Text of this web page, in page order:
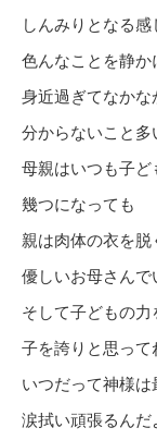
しんみりとなる
色んなことを静か
身近過ぎてなかな
分からないこと多
母親はいつも子ど
幾つになっても
親は肉体の衣を脱
優しいお母さんで
そして子どもの力
子を誇りと思って
いつだって神様
涙拭い頑張るんだ